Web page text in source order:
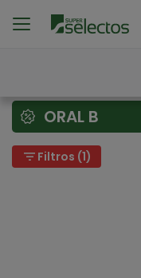
ORAL B
filter_list Filtros (1)